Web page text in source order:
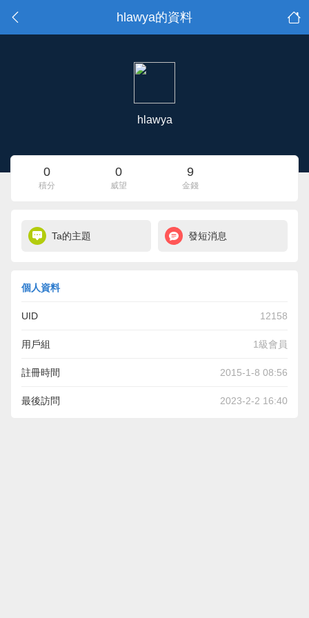
hlawya的資料
hlawya
0
積分
0
威望
9
金錢
Ta的主題 發短消息
個人資料
UID 12158
用戶組 1級會員
註冊時間 2015-1-8 08:56
最後訪問 2023-2-2 16:40